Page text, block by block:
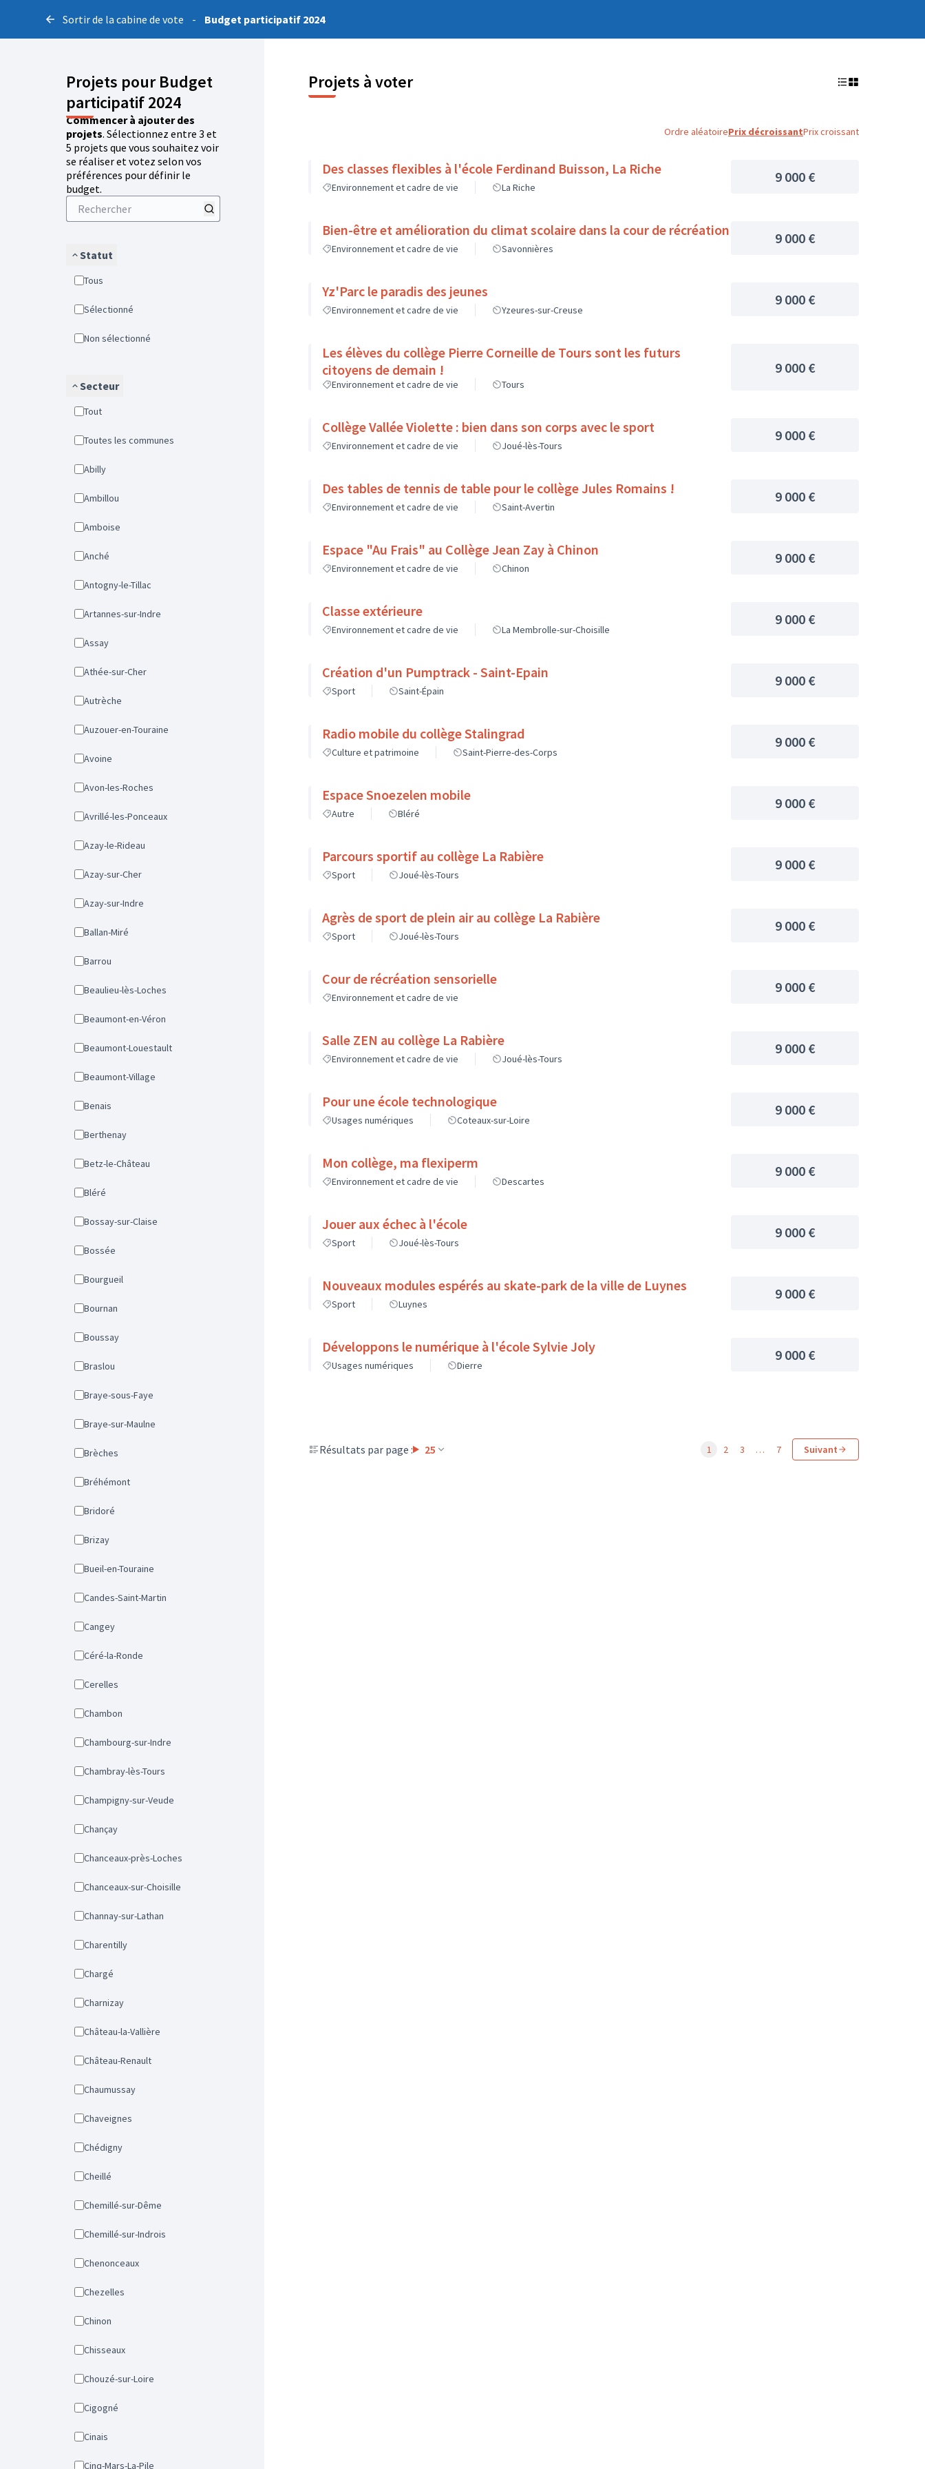
Sortir de la cabine de vote - Budget participatif 2024
Projets pour Budget
participatif 2024
Commencer à ajouter des
projets. Sélectionnez entre 3 et
5 projets que vous souhaitez voir
se réaliser et votez selon vos
préférences pour définir le
budget.
Statut
Tous
Sélectionné
Non sélectionné
Secteur
Tout
Toutes les communes
Abilly
Ambillou
Amboise
Anché
Antogny-le-Tillac
Artannes-sur-Indre
Assay
Athée-sur-Cher
Autrèche
Auzouer-en-Touraine
Avoine
Avon-les-Roches
Avrillé-les-Ponceaux
Azay-le-Rideau
Azay-sur-Cher
Azay-sur-Indre
Ballan-Miré
Barrou
Beaulieu-lès-Loches
Beaumont-en-Véron
Beaumont-Louestault
Beaumont-Village
Benais
Berthenay
Betz-le-Château
Bléré
Bossay-sur-Claise
Bossée
Bourgueil
Bournan
Boussay
Braslou
Braye-sous-Faye
Braye-sur-Maulne
Brèches
Bréhémont
Bridoré
Brizay
Bueil-en-Touraine
Candes-Saint-Martin
Cangey
Céré-la-Ronde
Cerelles
Chambon
Chambourg-sur-Indre
Chambray-lès-Tours
Champigny-sur-Veude
Chançay
Chanceaux-près-Loches
Chanceaux-sur-Choisille
Channay-sur-Lathan
Charentilly
Chargé
Charnizay
Château-la-Vallière
Château-Renault
Chaumussay
Chaveignes
Chédigny
Cheillé
Chemillé-sur-Dême
Chemillé-sur-Indrois
Chenonceaux
Chezelles
Chinon
Chisseaux
Chouzé-sur-Loire
Cigogné
Cinais
Cinq-Mars-La-Pile
Projets à voter
Ordre aléatoirePrix décroissantPrix croissant
Des classes flexibles à l'école Ferdinand Buisson, La Riche
Environnement et cadre de vie La Riche
9 000 €
Bien-être et amélioration du climat scolaire dans la cour de récréation
Environnement et cadre de vie Savonnières
9 000 €
Yz'Parc le paradis des jeunes
Environnement et cadre de vie Yzeures-sur-Creuse
9 000 €
Les élèves du collège Pierre Corneille de Tours sont les futurs
citoyens de demain !
Environnement et cadre de vie Tours
9 000 €
Collège Vallée Violette : bien dans son corps avec le sport
Environnement et cadre de vie Joué-lès-Tours
9 000 €
Des tables de tennis de table pour le collège Jules Romains !
Environnement et cadre de vie Saint-Avertin
9 000 €
Espace "Au Frais" au Collège Jean Zay à Chinon
Environnement et cadre de vie Chinon
9 000 €
Classe extérieure
Environnement et cadre de vie La Membrolle-sur-Choisille
9 000 €
Création d'un Pumptrack - Saint-Epain
Sport Saint-Épain
9 000 €
Radio mobile du collège Stalingrad
Culture et patrimoine Saint-Pierre-des-Corps
9 000 €
Espace Snoezelen mobile
Autre Bléré
9 000 €
Parcours sportif au collège La Rabière
Sport Joué-lès-Tours
9 000 €
Agrès de sport de plein air au collège La Rabière
Sport Joué-lès-Tours
9 000 €
Cour de récréation sensorielle
Environnement et cadre de vie
9 000 €
Salle ZEN au collège La Rabière
Environnement et cadre de vie Joué-lès-Tours
9 000 €
Pour une école technologique
Usages numériques Coteaux-sur-Loire
9 000 €
Mon collège, ma flexiperm
Environnement et cadre de vie Descartes
9 000 €
Jouer aux échec à l'école
Sport Joué-lès-Tours
9 000 €
Nouveaux modules espérés au skate-park de la ville de Luynes
Sport Luynes
9 000 €
Développons le numérique à l'école Sylvie Joly
Usages numériques Dierre
9 000 €
Résultats par page : 25 1 2 3 … 7 Suivant